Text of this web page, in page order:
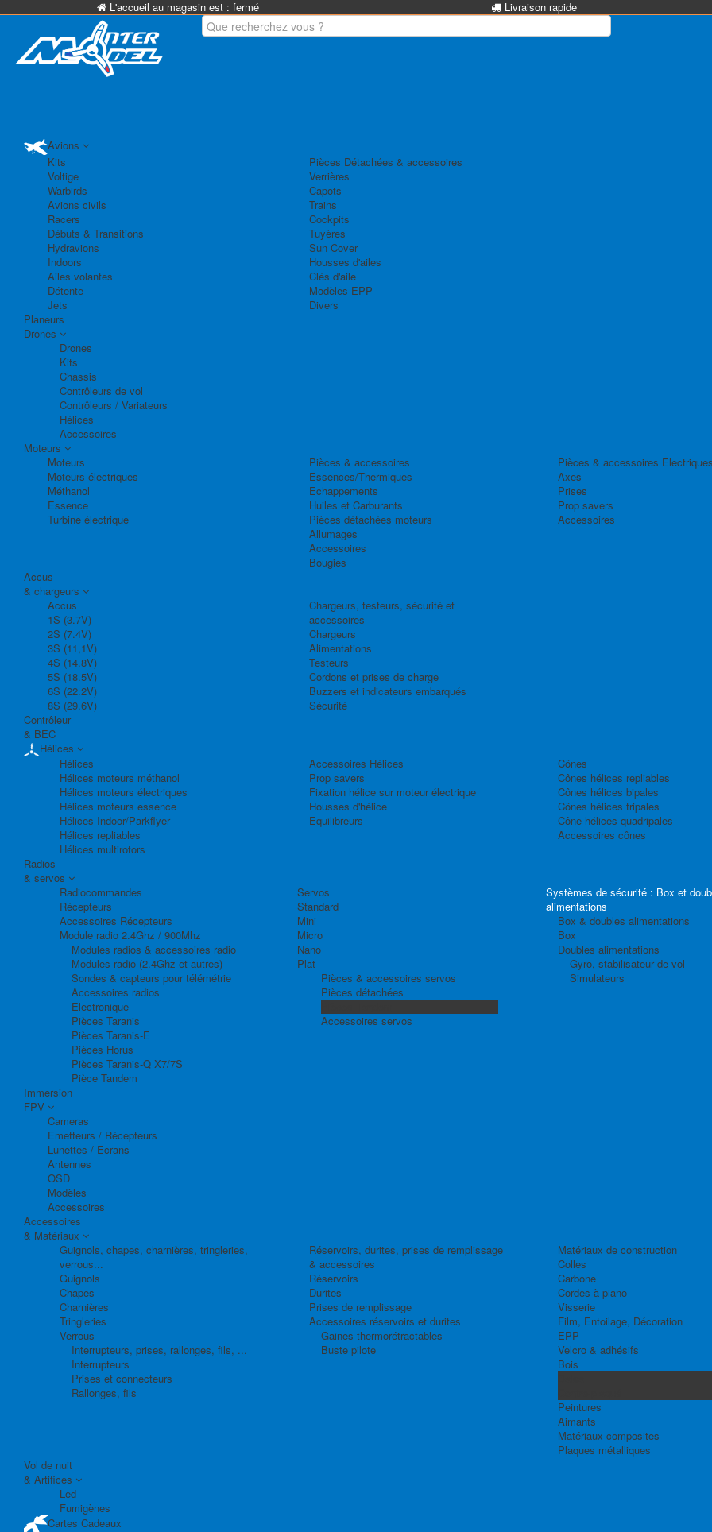
L'accueil au magasin est : fermé Livraison rapide
Avions
Kits
Voltige
Warbirds
Avions civils
Racers
Débuts & Transitions
Hydravions
Indoors
Ailes volantes
Détente
Jets
Pièces Détachées & accessoires
Verrières
Capots
Trains
Cockpits
Tuyères
Sun Cover
Housses d'ailes
Clés d'aile
Modèles EPP
Divers
Planeurs
Drones
Drones
Kits
Chassis
Contrôleurs de vol
Contrôleurs / Variateurs
Hélices
Accessoires
Moteurs
Moteurs
Moteurs électriques
Méthanol
Essence
Turbine électrique
Pièces & accessoires
Essences/Thermiques
Echappements
Huiles et Carburants
Pièces détachées moteurs
Allumages
Accessoires
Bougies
Pièces & accessoires
Axes
Prises
Prop savers
Accessoires
Accus
& chargeurs
Accus
1S (3.7V)
2S (7.4V)
3S (11,1V)
4S (14.8V)
5S (18.5V)
6S (22.2V)
8S (29.6V)
Chargeurs, testeurs, sécurité et
accessoires
Chargeurs
Alimentations
Testeurs
Cordons et prises de charge
Buzzers et indicateurs embarqués
Sécurité
Contrôleur
& BEC
Hélices
Hélices
Hélices moteurs méthanol
Hélices moteurs électriques
Hélices moteurs essence
Hélices Indoor/Parkflyer
Hélices repliables
Hélices multirotors
Accessoires Hélices
Prop savers
Fixation hélice sur moteur électrique
Housses d'hélice
Equilibreurs
Cônes
Cônes hélices repliables
Cônes hélices bipales
Cônes hélices tripales
Cône hélices quadripales
Accessoires cônes
Radios
& servos
Radiocommandes
Récepteurs
Accessoires Récepteurs
Module radio 2.4Ghz / 900Mhz
Modules radios & accessoires radio
Modules radio (2.4Ghz et autres)
Sondes & capteurs pour télémétrie
Accessoires radios
Electronique
Pièces Taranis
Pièces Taranis-E
Pièces Horus
Pièces Taranis-Q X7/7S
Pièce Tandem
Servos
Standard
Mini
Micro
Nano
Plat
Pièces & accessoires servos
Pièces détachées
Accessoires servos
Systèmes de sécurité : Box et
alimentations
Box & doubles alimentations
Box
Doubles alimentations
Gyro, stabilisateur de vol
Simulateurs
Immersion
FPV
Cameras
Emetteurs / Récepteurs
Lunettes / Ecrans
Antennes
OSD
Modèles
Accessoires
Accessoires
& Matériaux
Guignols, chapes, charnières, tringleries,
verrous...
Guignols
Chapes
Charnières
Tringleries
Verrous
Interrupteurs, prises, rallonges, fils, ...
Interrupteurs
Prises et connecteurs
Rallonges, fils
Réservoirs, durites, prises de remplissage
& accessoires
Réservoirs
Durites
Prises de remplissage
Accessoires réservoirs et durites
Gaines thermorétractables
Buste pilote
Matériaux de construction
Colles
Carbone
Cordes à piano
Visserie
Film, Entoilage, Décoration
EPP
Velcro & adhésifs
Bois
Peintures
Aimants
Matériaux composites
Plaques métalliques
Vol de nuit
& Artifices
Led
Fumigènes
Cartes Cadeaux